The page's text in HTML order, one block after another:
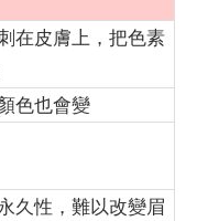
在皮膚上，把色素
色也會變
久性，難以改變眉